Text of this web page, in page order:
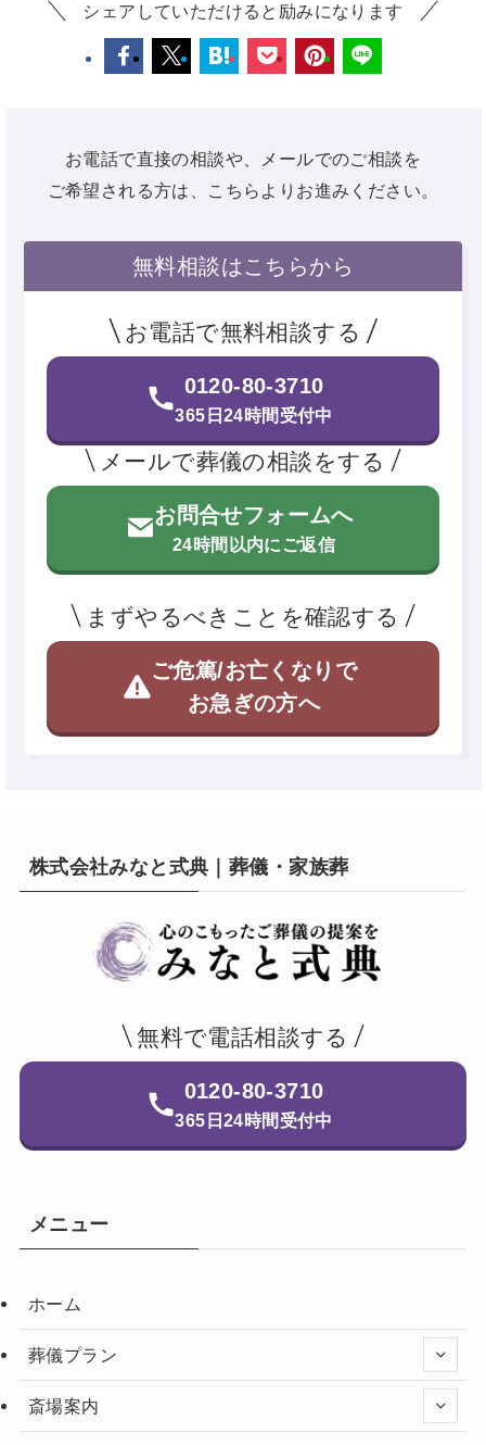
シェアしていただけると励みになります
お電話で直接の相談や、メールでのご相談を
ご希望される方は、こちらよりお進みください。
無料相談はこちらから
お電話で無料相談する
0120-80-3710
365日24時間受付中
メールで葬儀の相談をする
お問合せフォームへ
24時間以内にご返信
まずやるべきことを確認する
ご危篤/お亡くなりで
お急ぎの方へ
株式会社みなと式典｜葬儀・家族葬
無料で電話相談する
0120-80-3710
365日24時間受付中
メニュー
ホーム
葬儀プラン
斎場案内